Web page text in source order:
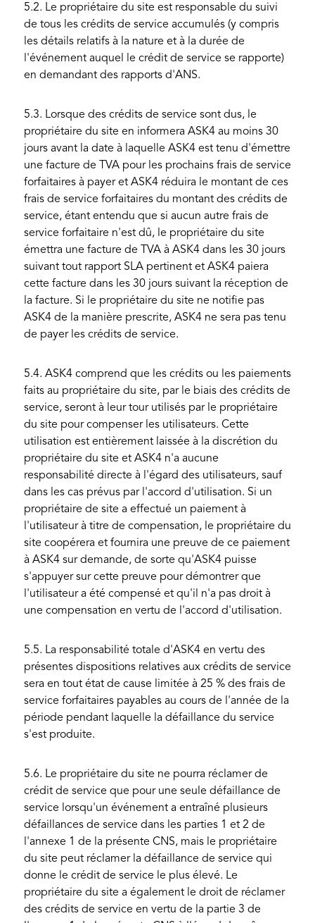
5.2. Le propriétaire du site est responsable du suivi
de tous les crédits de service accumulés (y compris
les détails relatifs à la nature et à la durée de
l'événement auquel le crédit de service se rapporte)
en demandant des rapports d'ANS.
5.3. Lorsque des crédits de service sont dus, le
propriétaire du site en informera ASK4 au moins 30
jours avant la date à laquelle ASK4 est tenu d'émettre
une facture de TVA pour les prochains frais de service
forfaitaires à payer et ASK4 réduira le montant de ces
frais de service forfaitaires du montant des crédits de
service, étant entendu que si aucun autre frais de
service forfaitaire n'est dû, le propriétaire du site
émettra une facture de TVA à ASK4 dans les 30 jours
suivant tout rapport SLA pertinent et ASK4 paiera
cette facture dans les 30 jours suivant la réception de
la facture. Si le propriétaire du site ne notifie pas
ASK4 de la manière prescrite, ASK4 ne sera pas tenu
de payer les crédits de service.
5.4. ASK4 comprend que les crédits ou les paiements
faits au propriétaire du site, par le biais des crédits de
service, seront à leur tour utilisés par le propriétaire
du site pour compenser les utilisateurs. Cette
utilisation est entièrement laissée à la discrétion du
propriétaire du site et ASK4 n'a aucune
responsabilité directe à l'égard des utilisateurs, sauf
dans les cas prévus par l'accord d'utilisation. Si un
propriétaire de site a effectué un paiement à
l'utilisateur à titre de compensation, le propriétaire du
site coopérera et fournira une preuve de ce paiement
à ASK4 sur demande, de sorte qu'ASK4 puisse
s'appuyer sur cette preuve pour démontrer que
l'utilisateur a été compensé et qu'il n'a pas droit à
une compensation en vertu de l'accord d'utilisation.
5.5. La responsabilité totale d'ASK4 en vertu des
présentes dispositions relatives aux crédits de service
sera en tout état de cause limitée à 25 % des frais de
service forfaitaires payables au cours de l'année de la
période pendant laquelle la défaillance du service
s'est produite.
5.6. Le propriétaire du site ne pourra réclamer de
crédit de service que pour une seule défaillance de
service lorsqu'un événement a entraîné plusieurs
défaillances de service dans les parties 1 et 2 de
l'annexe 1 de la présente CNS, mais le propriétaire
du site peut réclamer la défaillance de service qui
donne le crédit de service le plus élevé. Le
propriétaire du site a également le droit de réclamer
des crédits de service en vertu de la partie 3 de